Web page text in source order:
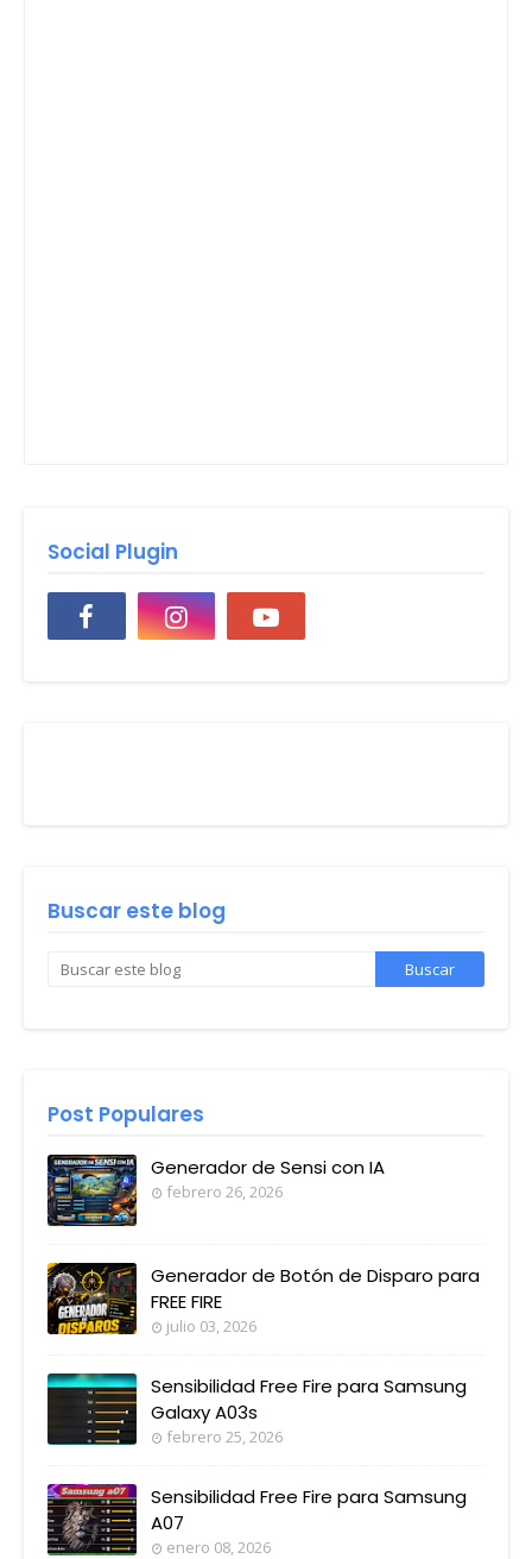
Social Plugin
Buscar este blog
Post Populares
Generador de Sensi con IA
febrero 26, 2026
Generador de Botón de Disparo para
FREE FIRE
julio 03, 2026
Sensibilidad Free Fire para Samsung
Galaxy A03s
febrero 25, 2026
Sensibilidad Free Fire para Samsung
A07
enero 08, 2026